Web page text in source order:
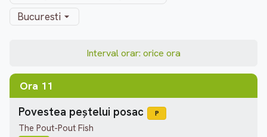
Bucuresti
Interval orar: orice ora
Ora 11
Povestea peștelui posac P
The Pout-Pout Fish